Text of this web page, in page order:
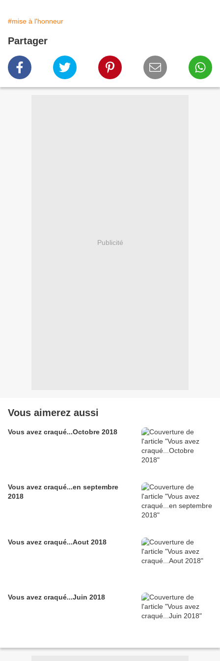
#mise à l'honneur
Partager
Publicité
Vous aimerez aussi
Vous avez craqué...Octobre 2018
Vous avez craqué...en septembre
2018
Vous avez craqué...Aout 2018
Vous avez craqué...Juin 2018